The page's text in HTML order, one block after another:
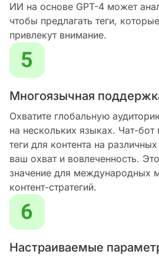
ИИ на основе GPT-4 может
чтобы предлагать теги,
привлекут внимание.
Многоязычная
Охватите глобальную
на нескольких языках. Чат-бот
теги для контента на
ваш охват и вовлеченность.
значение для международных
контент-стратегий.
Настраиваемые